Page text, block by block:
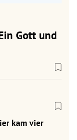
Gott und
kam vier